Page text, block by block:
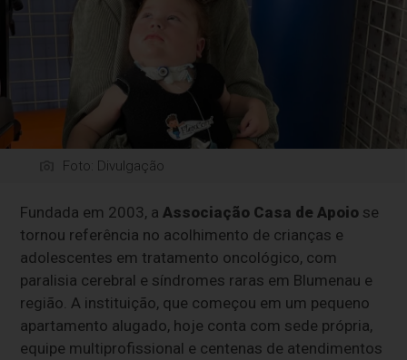
Foto: Divulgação
Fundada em 2003, aAssociação Casa de Apoio se
tornou referência no acolhimento de crianças e
adolescentes em tratamento oncológico, com
paralisia cerebral e síndromes raras em Blumenau e
região. A instituição, que começou em um pequeno
apartamento alugado, hoje conta com sede própria,
equipe multiprofissional e centenas de atendimentos